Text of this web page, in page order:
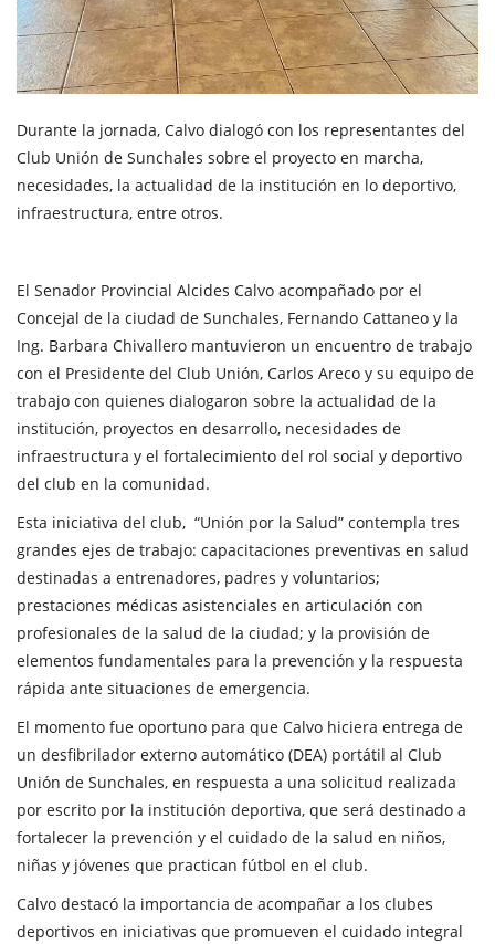
Durante la jornada, Calvo dialogó con los representantes del
Club Unión de Sunchales sobre el proyecto en marcha,
necesidades, la actualidad de la institución en lo deportivo,
infraestructura, entre otros.
El Senador Provincial Alcides Calvo acompañado por el
Concejal de la ciudad de Sunchales, Fernando Cattaneo y la
Ing. Barbara Chivallero mantuvieron un encuentro de trabajo
con el Presidente del Club Unión, Carlos Areco y su equipo de
trabajo con quienes dialogaron sobre la actualidad de la
institución, proyectos en desarrollo, necesidades de
infraestructura y el fortalecimiento del rol social y deportivo
del club en la comunidad.
Esta iniciativa del club, “Unión por la Salud” contempla tres
grandes ejes de trabajo: capacitaciones preventivas en salud
destinadas a entrenadores, padres y voluntarios;
prestaciones médicas asistenciales en articulación con
profesionales de la salud de la ciudad; y la provisión de
elementos fundamentales para la prevención y la respuesta
rápida ante situaciones de emergencia.
El momento fue oportuno para que Calvo hiciera entrega de
un desfibrilador externo automático (DEA) portátil al Club
Unión de Sunchales, en respuesta a una solicitud realizada
por escrito por la institución deportiva, que será destinado a
fortalecer la prevención y el cuidado de la salud en niños,
niñas y jóvenes que practican fútbol en el club.
Calvo destacó la importancia de acompañar a los clubes
deportivos en iniciativas que promueven el cuidado integral